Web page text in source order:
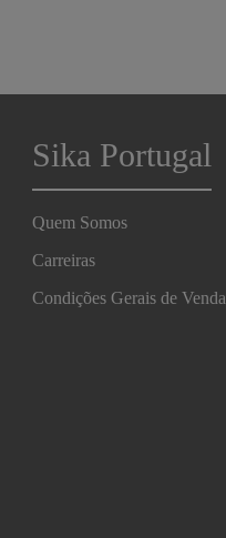
Sika Portugal
Quem Somos
Carreiras
Condições Gerais de Venda